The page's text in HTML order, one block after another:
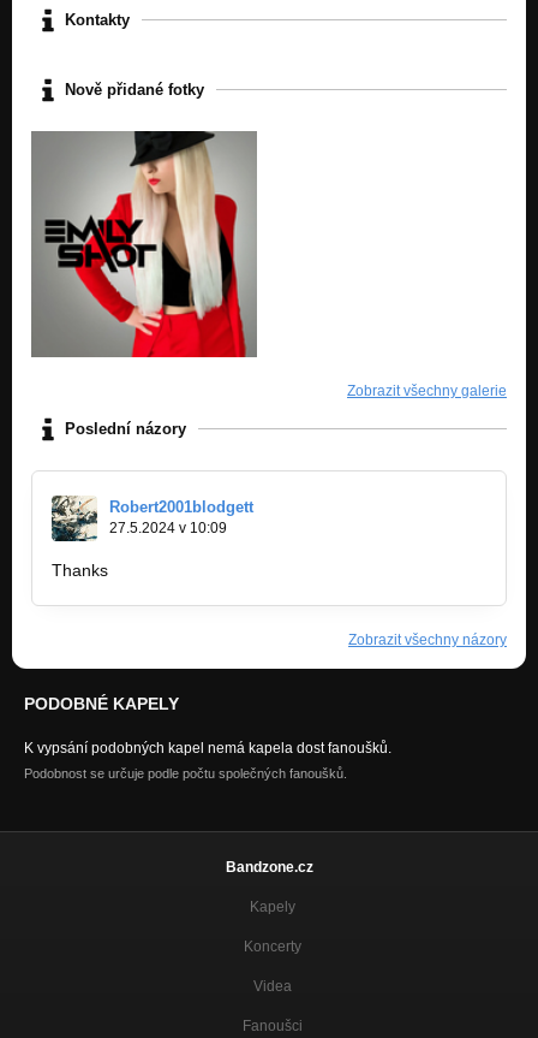
Kontakty
Nově přidané fotky
Zobrazit všechny galerie
Poslední názory
Robert2001blodgett
27.5.2024 v 10:09
Thanks
Zobrazit všechny názory
PODOBNÉ KAPELY
K vypsání podobných kapel nemá kapela dost fanoušků.
Podobnost se určuje podle počtu společných fanoušků.
Bandzone.cz
Kapely
Koncerty
Videa
Fanoušci